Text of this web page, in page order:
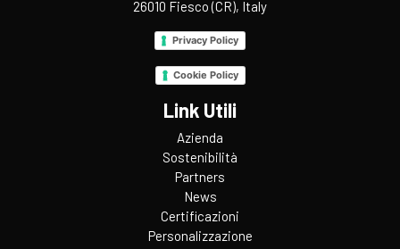
26010 Fiesco (CR), Italy
Privacy Policy
Cookie Policy
Link Utili
Azienda
Sostenibilità
Partners
News
Certificazioni
Personalizzazione